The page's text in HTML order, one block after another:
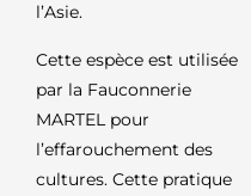
l’Asie.
Cette espèce est utilisée
par la Fauconnerie
MARTEL pour
l’effarouchement des
cultures. Cette pratique